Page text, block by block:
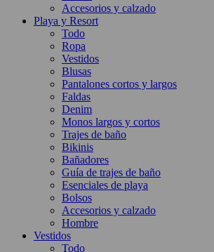
Accesorios y calzado
Playa y Resort
Todo
Ropa
Vestidos
Blusas
Pantalones cortos y largos
Faldas
Denim
Monos largos y cortos
Trajes de baño
Bikinis
Bañadores
Guía de trajes de baño
Esenciales de playa
Bolsos
Accesorios y calzado
Hombre
Vestidos
Todo